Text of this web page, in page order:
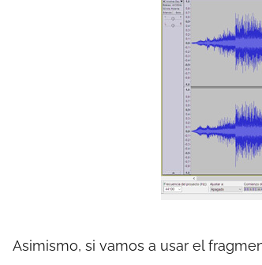
Asimismo, si vamos a usar el